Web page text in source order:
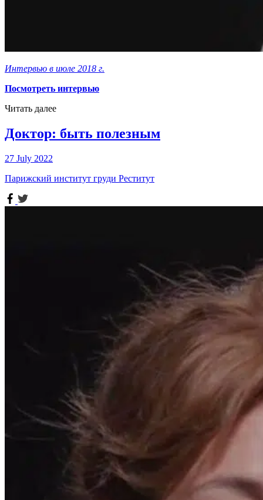
Интервью в июле 2018 г.
Посмотреть интервью
Читать далее
Доктор: быть полезным
27 July 2022
Парижский институт груди Реститут